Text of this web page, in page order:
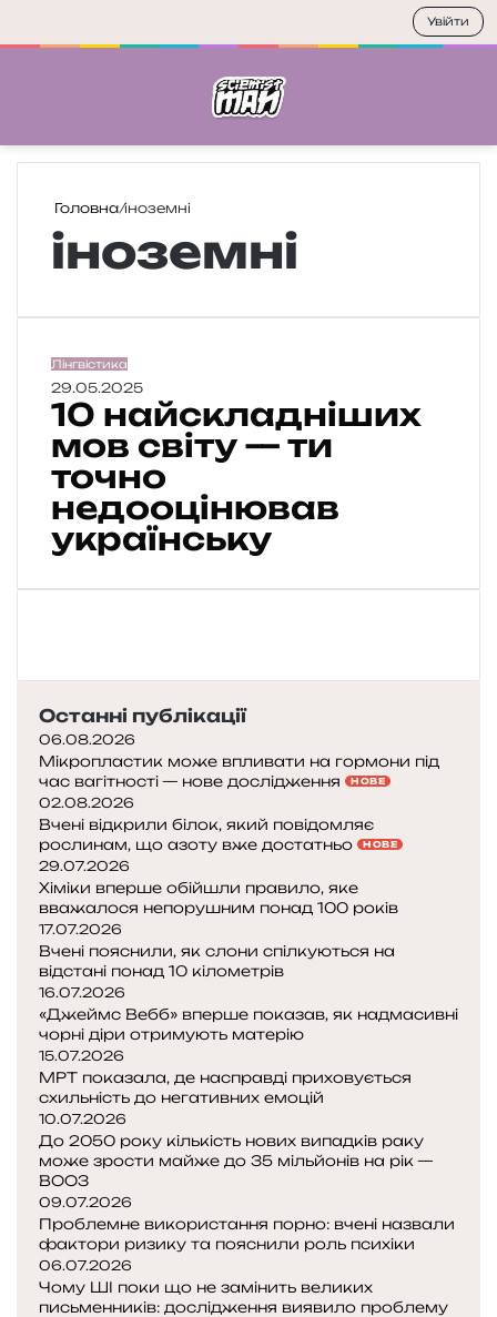
Головна/іноземні
іноземні
1
0
н
й
с
к
а
м
о
в
с
в
і
т
у
—
т
и
т
о
ч
н
е
д
о
о
ц
і
н
Лінгвістика
29.05.2025
10 найскладніших
мов світу — ти
точно
недооцінював
українську
Останні публікації
06.08.2026
Мікропластик може впливати на гормони під
час вагітності — нове дослідження
НОВЕ
02.08.2026
Вчені відкрили білок, який повідомляє
рослинам, що азоту вже достатньо
НОВЕ
29.07.2026
Хіміки вперше обійшли правило, яке
вважалося непорушним понад 100 років
17.07.2026
Вчені пояснили, як слони спілкуються на
відстані понад 10 кілометрів
16.07.2026
«Джеймс Вебб» вперше показав, як надмасивні
чорні діри отримують матерію
15.07.2026
МРТ показала, де насправді приховується
схильність до негативних емоцій
10.07.2026
До 2050 року кількість нових випадків раку
може зрости майже до 35 мільйонів на рік —
ВООЗ
09.07.2026
Проблемне використання порно: вчені назвали
фактори ризику та пояснили роль психіки
06.07.2026
Чому ШІ поки що не замінить великих
письменників: дослідження виявило проблему
Увійти